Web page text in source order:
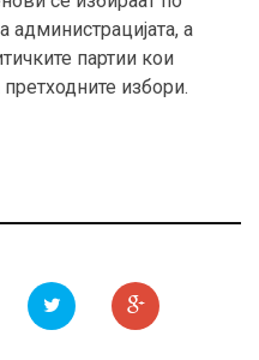
администрацијата, а
партии кои
избори.